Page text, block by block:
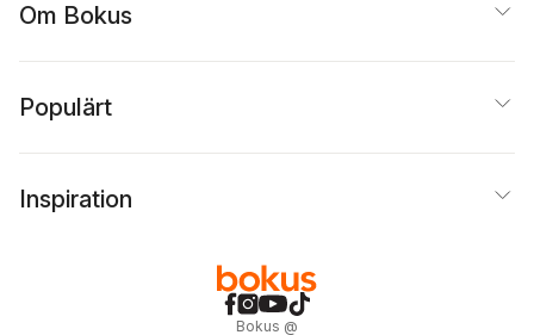
Om Bokus
Populärt
Inspiration
Bokus @